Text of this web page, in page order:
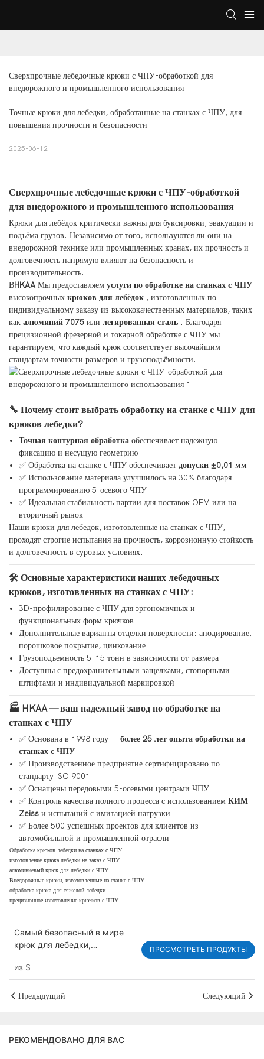
Сверхпрочные лебедочные крюки с ЧПУ-обработкой для
внедорожного и промышленного использования
Точные крюки для лебедки, обработанные на станках с ЧПУ, для
повышения прочности и безопасности
2025-06-12
Сверхпрочные лебедочные крюки с ЧПУ-обработкой
для внедорожного и промышленного использования
Крюки для лебёдок критически важны для буксировки, эвакуации и
подъёма грузов. Независимо от того, используются ли они на
внедорожной технике или промышленных кранах, их прочность и
долговечность напрямую влияют на безопасность и
производительность.
ВHKAA Мы предоставляем услуги по обработке на станках с ЧПУ
высокопрочных крюков для лебёдок , изготовленных по
индивидуальному заказу из высококачественных материалов, таких
как алюминий 7075 или легированная сталь . Благодаря
прецизионной фрезерной и токарной обработке с ЧПУ мы
гарантируем, что каждый крюк соответствует высочайшим
стандартам точности размеров и грузоподъёмности.
🔧 Почему стоит выбрать обработку на станке с ЧПУ для
крюков лебедки?
Точная контурная обработкаобеспечивает надежную
фиксацию и несущую геометрию
✅ Обработка на станке с ЧПУ обеспечивает допуски ±0,01 мм
✅ Использование материала улучшилось на 30% благодаря
программированию 5-осевого ЧПУ
✅ Идеальная стабильность партии для поставок OEM или на
вторичный рынок
Наши крюки для лебедок, изготовленные на станках с ЧПУ,
проходят строгие испытания на прочность, коррозионную стойкость
и долговечность в суровых условиях.
🛠 Основные характеристики наших лебедочных
крюков, изготовленных на станках с ЧПУ:
3D-профилирование с ЧПУ для эргономичных и
функциональных форм крючков
Дополнительные варианты отделки поверхности: анодирование,
порошковое покрытие, цинкование
Грузоподъемность 5–15 тонн в зависимости от размера
Доступны с предохранительными защелками, стопорными
штифтами и индивидуальной маркировкой.
🏭 HKAA — ваш надежный завод по обработке на
станках с ЧПУ
✅ Основана в 1998 году —более 25 лет опыта обработки на
станках с ЧПУ
✅ Производственное предприятие сертифицировано по
стандарту ISO 9001
✅ Оснащены передовыми 5-осевыми центрами ЧПУ
✅ Контроль качества полного процесса с использованием КИМ
Zeissи испытаний с имитацией нагрузки
✅ Более 500 успешных проектов для клиентов из
автомобильной и промышленной отрасли
Обработка крюков лебедки на станках с ЧПУ
изготовление крюка лебедки на заказ с ЧПУ
алюминиевый крюк для лебедки с ЧПУ
Внедорожные крюки, изготовленные на станке с ЧПУ
обработка крюка для тяжелой лебедки
прецизионное изготовление крючков с ЧПУ
Самый безопасный в мире
крюк для лебедки,
ЧПУ
из $
ПРОСМОТРЕТЬ ПРОДУКТЫ
Предыдущий Следующий
РЕКОМЕНДОВАНО ДЛЯ ВАС